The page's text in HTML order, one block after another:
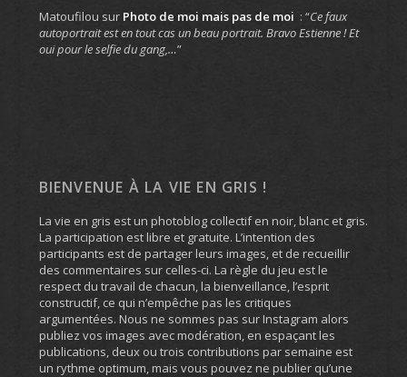
Matoufilou sur Photo de moi mais pas de moi : “Ce faux
autoportrait est en tout cas un beau portrait. Bravo Estienne ! Et
oui pour le selfie du gang,…”
BIENVENUE À LA VIE EN GRIS !
La vie en gris est un photoblog collectif en noir, blanc et gris.
La participation est libre et gratuite. L’intention des
participants est de partager leurs images, et de recueillir
des commentaires sur celles-ci. La règle du jeu est le
respect du travail de chacun, la bienveillance, l’esprit
constructif, ce qui n’empêche pas les critiques
argumentées. Nous ne sommes pas sur Instagram alors
publiez vos images avec modération, en espaçant les
publications, deux ou trois contributions par semaine est
un rythme optimum, mais vous pouvez ne publier qu’une